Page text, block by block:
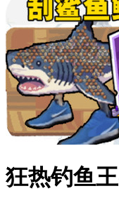
狂热钓鱼